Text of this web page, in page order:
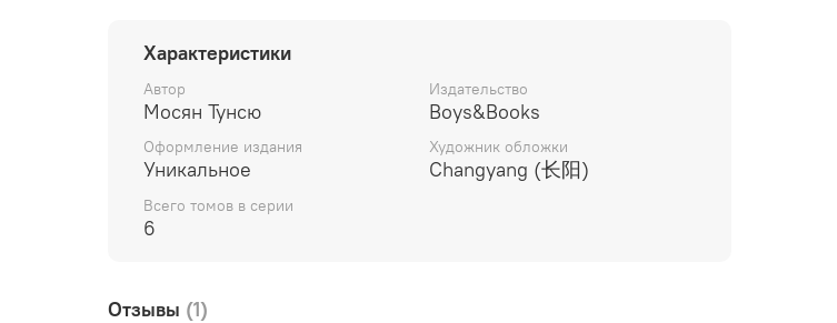
Характеристики
Автор
Мосян Тунсю
Издательство
Boys&Books
Оформление издания
Уникальное
Художник обложки
Changyang (长阳)
Всего томов в серии
6
Отзывы (1)